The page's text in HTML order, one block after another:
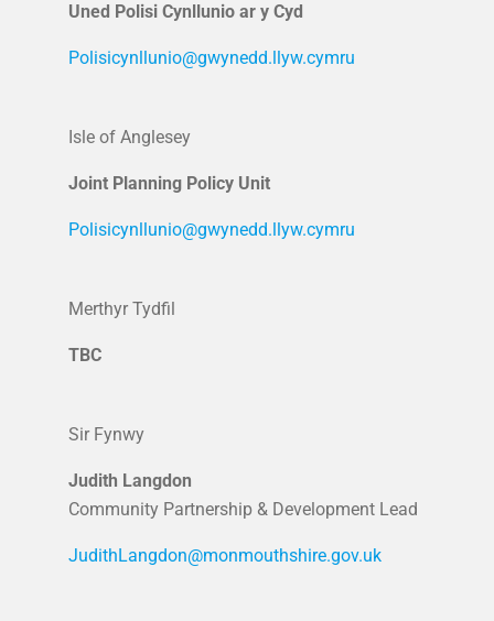
Uned Polisi Cynllunio ar y Cyd
Polisicynllunio@gwynedd.llyw.cymru
Isle of Anglesey
Joint Planning Policy Unit
Polisicynllunio@gwynedd.llyw.cymru
Merthyr Tydfil
TBC
Sir Fynwy
Judith Langdon
Community Partnership & Development Lead
JudithLangdon@monmouthshire.gov.uk